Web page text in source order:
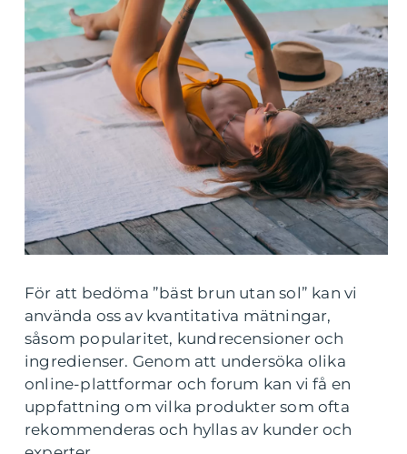
För att bedöma ”bäst brun utan sol” kan vi
använda oss av kvantitativa mätningar,
såsom popularitet, kundrecensioner och
ingredienser. Genom att undersöka olika
online-plattformar och forum kan vi få en
uppfattning om vilka produkter som ofta
rekommenderas och hyllas av kunder och